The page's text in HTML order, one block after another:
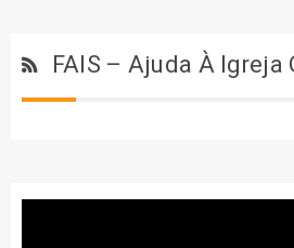
FAIS – Ajuda À Igreja